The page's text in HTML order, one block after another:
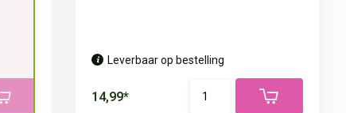
Leverbaar op bestelling
14,99*